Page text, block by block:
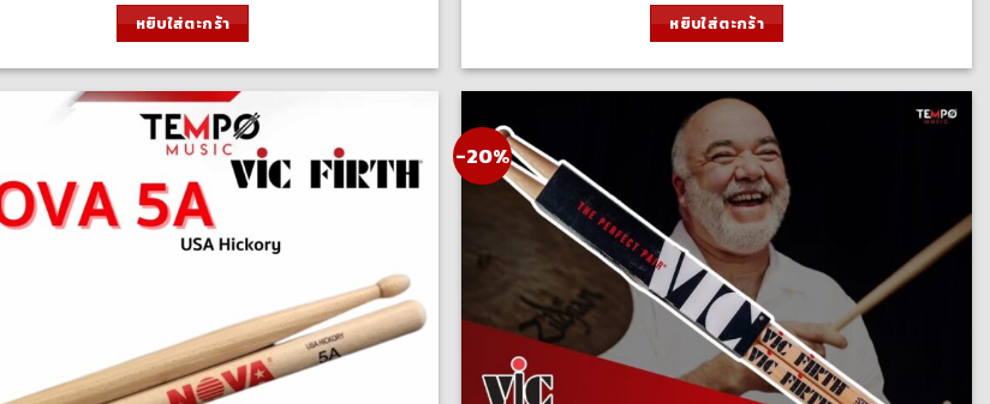
was:
600.00 ฿.
หยิบใส่ตะกร้า was:
575.00 ฿.
หยิบใส่ตะกร้า
-20%